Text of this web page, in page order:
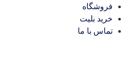
فروشگاه
خرید بلیت
تماس با ما